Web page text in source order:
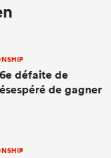
défaite de
de gagner